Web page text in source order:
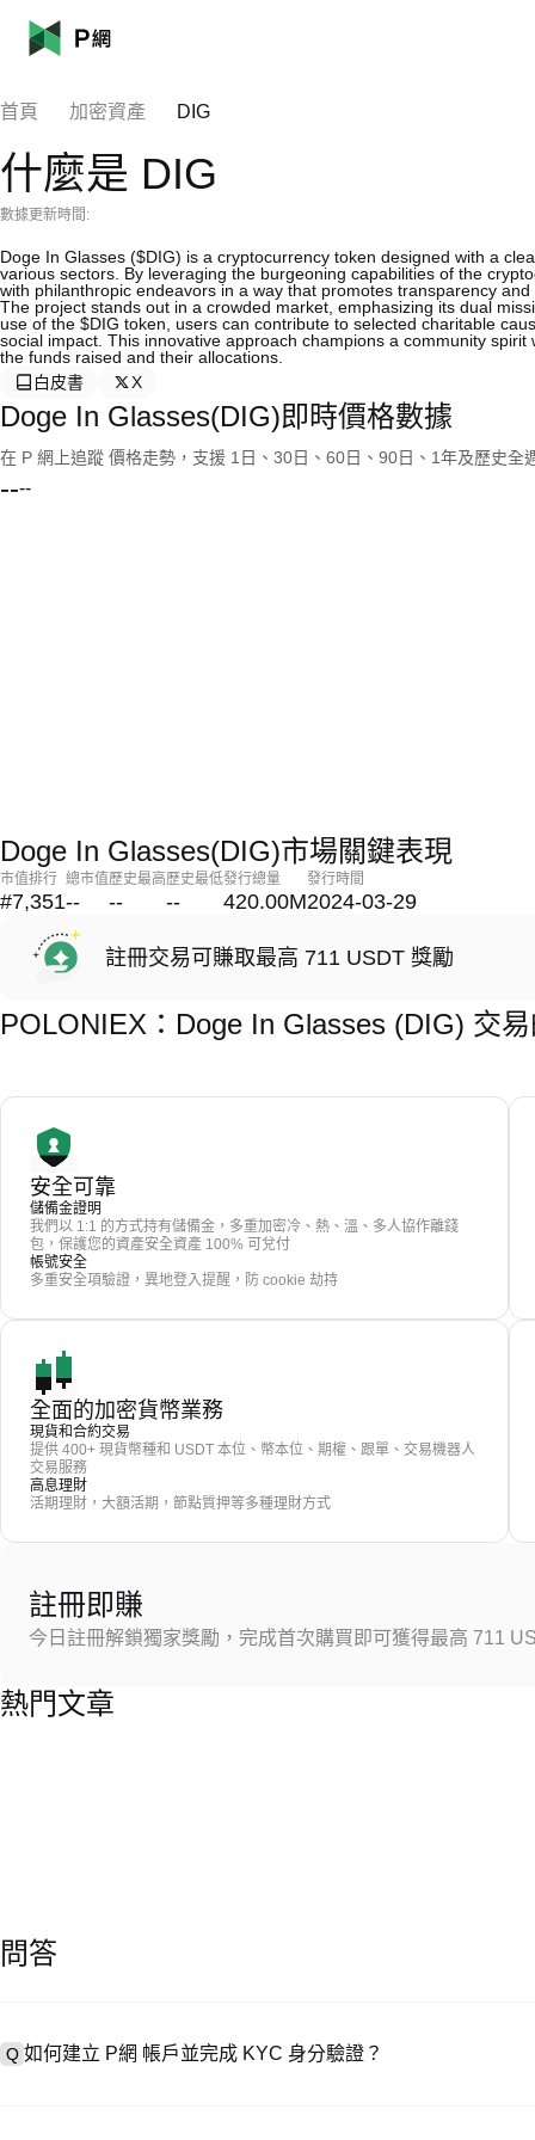
首頁 加密資產 DIG
什麼是 DIG
數據更新時間:
Doge In Glasses ($DIG) is a cryptocurrency token designed with a
various sectors. By leveraging the burgeoning capabilities of the
with philanthropic endeavors in a way that promotes transparency and
The project stands out in a crowded market, emphasizing its dual
use of the $DIG token, users can contribute to selected charitable
social impact. This innovative approach champions a community
the funds raised and their allocations.
白皮書
X
Doge In Glasses(DIG)即時價格數據
在 P 網上追蹤 價格走勢，支援 1日、30日、60日、90日、1年及歷史全
----
Doge In Glasses(DIG)市場關鍵表現
市值排行
#7,351
總市值
--
歷史最高
--
歷史最低
--
發行總量
420.00M
發行時間
2024-03-29
註冊交易可賺取最高 711 USDT 獎勵
POLONIEX：Doge In Glasses (DIG) 交
安全可靠
儲備金證明
我們以 1:1 的方式持有儲備金，多重加密冷、熱、溫、多人協作離錢
包，保護您的資產安全資產 100% 可兌付
帳號安全
多重安全項驗證，異地登入提醒，防 cookie 劫持
全面的加密貨幣業務
現貨和合約交易
提供 400+ 現貨幣種和 USDT 本位、幣本位、期權、跟單、交易機器人
交易服務
高息理財
活期理財，大額活期，節點質押等多種理財方式
註冊即賺
今日註冊解鎖獨家獎勵，完成首次購買即可獲得最高 711
熱門文章
問答
Q 如何建立 P網 帳戶並完成 KYC 身分驗證？